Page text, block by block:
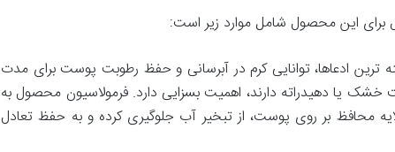
برای این محصول شامل موارد زیر است:
ترین ادعاها، توانایی کرم در آبرسانی و حفظ رطوبت پوست برای مدت
یا دهیدراته دارند، اهمیت بسزایی دارد. فرمولاسیون محصول به
محافظ بر روی پوست، از تبخیر آب جلوگیری کرده و به حفظ تعادل